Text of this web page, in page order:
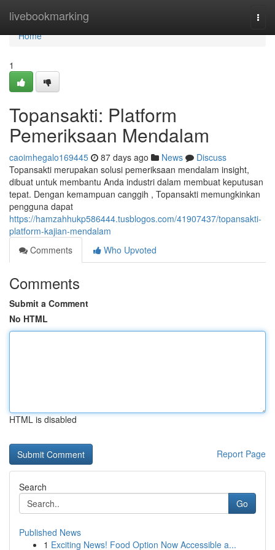
livebookmarking
Home
Home
1
Topansakti: Platform
Pemeriksaan Mendalam
caoimhegalo169445 87 days ago News
Discuss
Topansakti merupakan solusi pemeriksaan mendalam insight,
dibuat untuk membantu Anda industri dalam membuat keputusan
tepat. Dengan kemampuan canggih , Topansakti memungkinkan
pengguna dapat
https://hamzahhukp586444.tusblogos.com/41907437/topansakti-
platform-kajian-mendalam
Comments
Who Upvoted
Comments
Submit a Comment
No HTML
HTML is disabled
Report Page
Search
Go
Published News
1 Exciting News! Food Option Now Accessible a...